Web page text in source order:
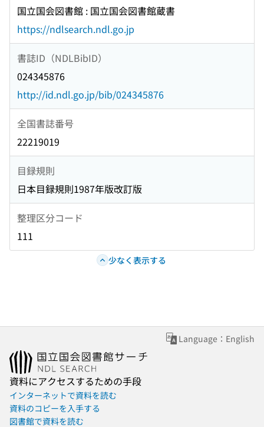
国立国会図書館 : 国立国会図書館蔵書
https://ndlsearch.ndl.go.jp
書誌ID（NDLBibID）
024345876
http://id.ndl.go.jp/bib/024345876
全国書誌番号
22219019
目録規則
日本目録規則1987年版改訂版
整理区分コード
111
少なく表示する
Language：English
資料にアクセスするための手段
インターネットで資料を読む
資料のコピーを入手する
図書館で資料を読む